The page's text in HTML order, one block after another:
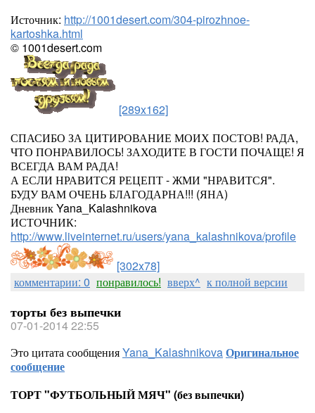
Источник: http://1001desert.com/304-pirozhnoe-
kartoshka.html
© 1001desert.com
[289x162]
СПАСИБО ЗА ЦИТИРОВАНИЕ МОИХ ПОСТОВ! РАДА,
ЧТО ПОНРАВИЛОСЬ! ЗАХОДИТЕ В ГОСТИ ПОЧАЩЕ! Я
ВСЕГДА ВАМ РАДА!
А ЕСЛИ НРАВИТСЯ РЕЦЕПТ - ЖМИ "НРАВИТСЯ".
БУДУ ВАМ ОЧЕНЬ БЛАГОДАРНА!!! (ЯНА)
Дневник Yana_Kalashnikova
ИСТОЧНИК:
http://www.liveinternet.ru/users/yana_kalashnikova/profile
[302x78]
комментарии: 0 понравилось! вверх^ к полной версии
торты без выпечки
07-01-2014 22:55
Это цитата сообщенияYana_KalashnikovaОригинальное
сообщение
ТОРТ "ФУТБОЛЬНЫЙ МЯЧ" (без выпечки)